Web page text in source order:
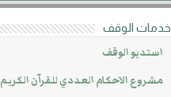
خدمات الوقف
استديو الوقف
مشروع الاحكام العددي للقرآن الكريم